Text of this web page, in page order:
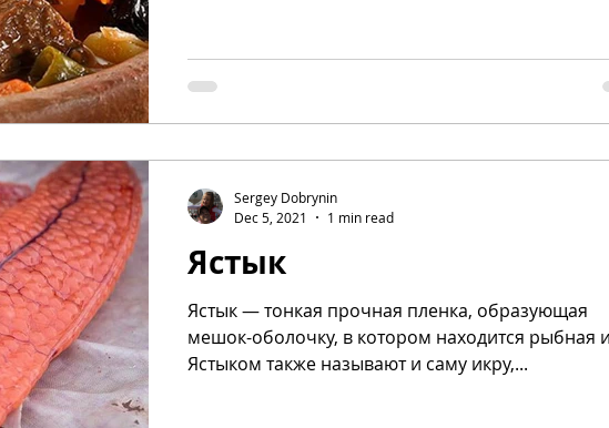
Ястык
Ястык — тонкая прочная пленка, образу­ющая
мешок-оболочку, в котором находит­ся рыбная икра.
Ястыком также называют и саму икру,...
Sergey Dobrynin
Dec 5, 2021
1 min read